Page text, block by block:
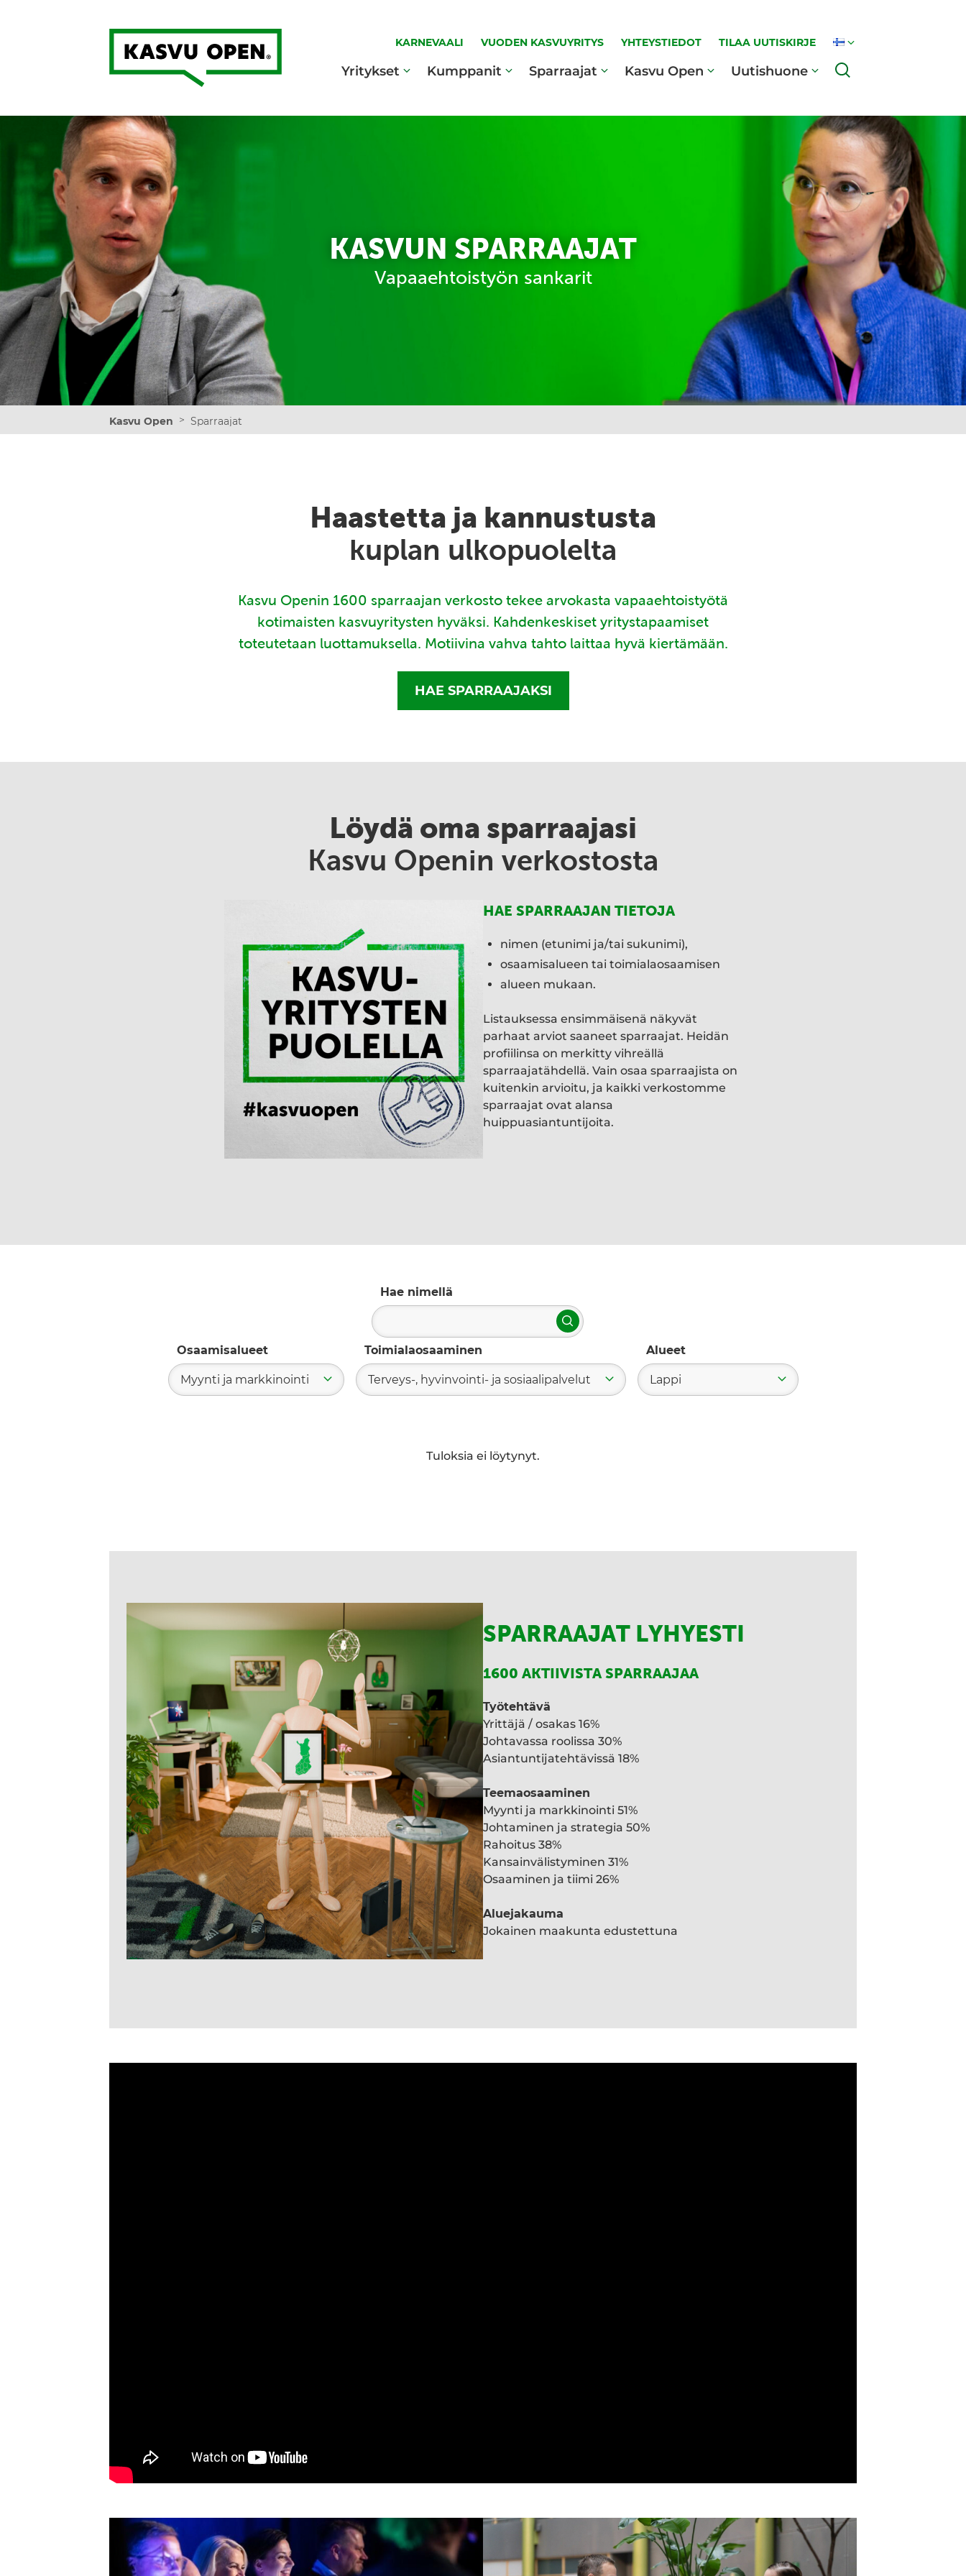
Kasvu Open
KARNEVAALI VUODEN KASVUYRITYS YHTEYSTIEDOT TILAA UUTISKIRJE
Yritykset Kumppanit Sparraajat Kasvu Open Uutishuone
KASVUN SPARRAAJAT
Vapaaehtoistyön sankarit
Kasvu Open > Sparraajat
Haastetta ja kannustusta
kuplan ulkopuolelta
Kasvu Openin 1600 sparraajan verkosto tekee arvokasta vapaaehtoistyötä
kotimaisten kasvuyritysten hyväksi. Kahdenkeskiset yritystapaamiset
toteutetaan luottamuksella. Motiivina vahva tahto laittaa hyvä kiertämään.
HAE SPARRAAJAKSI
Löydä oma sparraajasi
Kasvu Openin verkostosta
HAE SPARRAAJAN TIETOJA
nimen (etunimi ja/tai sukunimi),
osaamisalueen tai toimialaosaamisen
alueen mukaan.
Listauksessa ensimmäisenä näkyvät
parhaat arviot saaneet sparraajat. Heidän
profiilinsa on merkitty vihreällä
sparraajatähdellä. Vain osaa sparraajista on
kuitenkin arvioitu, ja kaikki verkostomme
sparraajat ovat alansa
huippuasiantuntijoita.
Hae nimellä
Hae
Osaamisalueet
Myynti ja markkinointi
Toimialaosaaminen
Terveys-, hyvinvointi- ja sosiaalipalvelut
Alueet
Lappi
Tuloksia ei löytynyt.
SPARRAAJAT LYHYESTI
1600 AKTIIVISTA SPARRAAJAA
Työtehtävä
Yrittäjä / osakas 16%
Johtavassa roolissa 30%
Asiantuntijatehtävissä 18%
Teemaosaaminen
Myynti ja markkinointi 51%
Johtaminen ja strategia 50%
Rahoitus 38%
Kansainvälistyminen 31%
Osaaminen ja tiimi 26%
Aluejakauma
Jokainen maakunta edustettuna